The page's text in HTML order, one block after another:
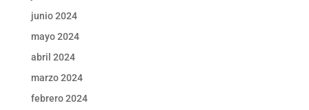
junio 2024
mayo 2024
abril 2024
marzo 2024
febrero 2024